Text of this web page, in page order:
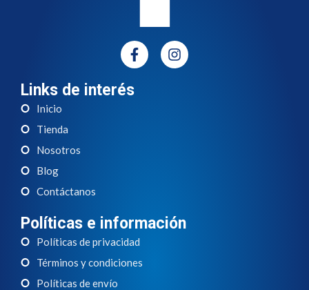
Links de interés
Inicio
Tienda
Nosotros
Blog
Contáctanos
Políticas e información
Políticas de privacidad
Términos y condiciones
Políticas de envío